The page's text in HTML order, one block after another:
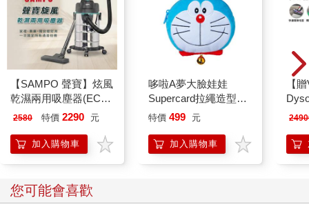
【SAMPO 聲寶】炫風
乾濕兩用吸塵器(EC-
W25171TL)
2580 特價 2290 元
加入購物車
哆啦A夢大臉娃娃
Supercard拉繩造型悠
遊卡【受託代銷】
特價 499 元
加入購物車
【
您可能會喜歡